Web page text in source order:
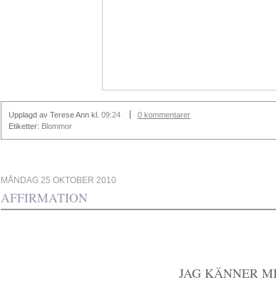
Upplagd av Terese Ann kl. 09:24
0 kommentarer
Etiketter: Blommor
MÅNDAG 25 OKTOBER 2010
AFFIRMATION
JAG KÄNNER